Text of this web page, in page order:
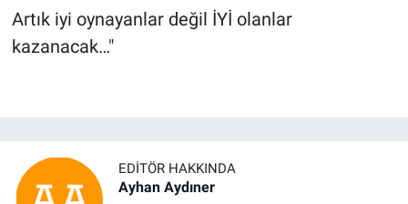
Artık iyi oynayanlar değil İYİ olanlar
kazanacak…"
EDITÖR HAKKINDA
Ayhan Aydıner